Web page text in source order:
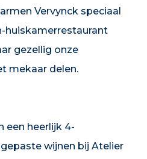
Vervynck speciaal
huiskamerrestaurant
gezellig onze
mekaar delen.
een heerlijk 4-
wijnen bij Atelier